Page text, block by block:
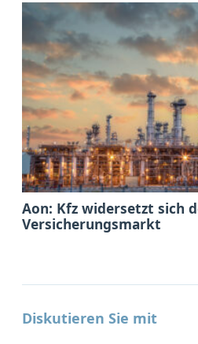
Aon: Kfz widersetzt sich
Versicherungsmarkt
Diskutieren Sie mit